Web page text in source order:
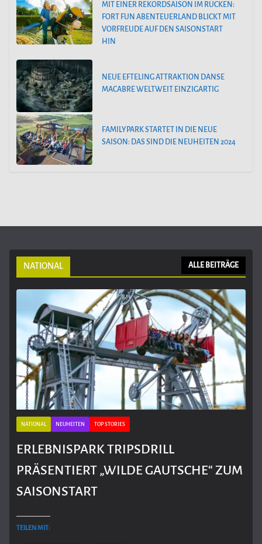
MIT EINER REKORDSAISON IM RÜCKEN:
FORT FUN ABENTEUERLAND BLICKT MIT
VORFREUDE AUF DEN SAISONSTART
HIN
NEUE EFTELING ATTRAKTION DANSE
MACABRE WELTWEIT EINZIGARTIG
FAMILYPARK STARTET IN DIE NEUE
SAISON: DAS SIND DIE NEUHEITEN 2024
NATIONAL ALLE BEITRÄGE
NATIONAL NEUHEITEN TOP STORIES
ERLEBNISPARK TRIPSDRILL
PRÄSENTIERT „WILDE GAUTSCHE“ ZUM
SAISONSTART
TEILEN MIT: